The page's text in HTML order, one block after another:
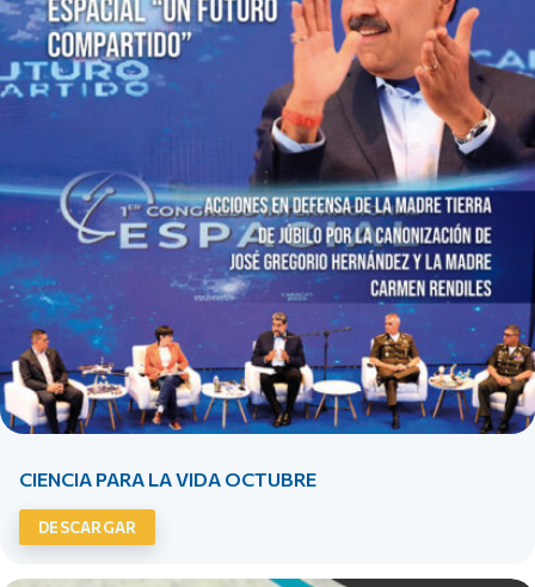
CIENCIA PARA LA VIDA OCTUBRE
DESCARGAR